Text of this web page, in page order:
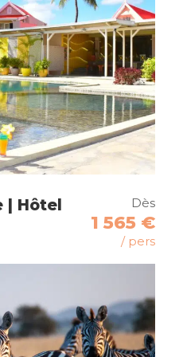
de Hanoï par votre
| Hôtel
Dès
1 565 €
/ pers